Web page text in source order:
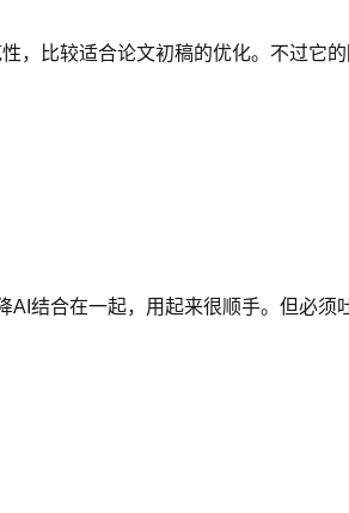
，比较适合论文初稿的优化。不过它
结合在一起，用起来很顺手。但必